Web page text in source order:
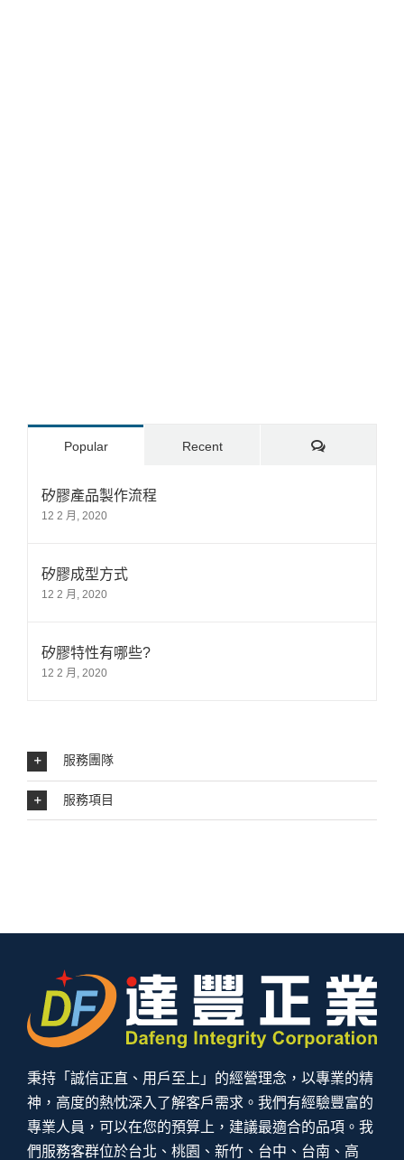
Popular Recent Comments
矽膠產品製作流程
12 2 月, 2020
矽膠成型方式
12 2 月, 2020
矽膠特性有哪些?
12 2 月, 2020
服務團隊
服務項目
秉持「誠信正直、用戶至上」的經營理念，以專業的精
神，高度的熱忱深入了解客戶需求。我們有經驗豐富的
專業人員，可以在您的預算上，建議最適合的品項。我
們服務客群位於台北、桃園、新竹、台中、台南、高